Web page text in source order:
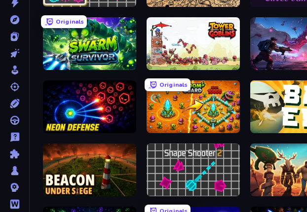
Shape Shooter 3 Splotcho
Originals
Swarm Survivor Tower vs Goblins Grimdark Survivors
Neon Defense
Originals
BloomGuard Bad Egg
Beacon Under Siege Shape Shooter 2 Horde Crusher